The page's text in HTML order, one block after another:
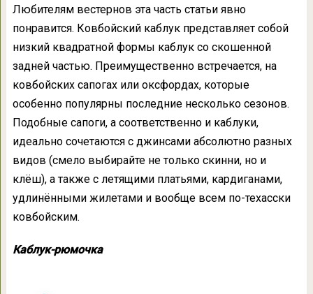
Любителям вестернов эта часть статьи явно
понравится. Ковбойский каблук представляет собой
низкий квадратной формы каблук со скошенной
задней частью. Преимущественно встречается, на
ковбойских сапогах или оксфордах, которые
особенно популярны последние несколько сезонов.
Подобные сапоги, а соответственно и каблуки,
идеально сочетаются с джинсами абсолютно разных
видов (смело выбирайте не только скинни, но и
клёш), а также с летящими платьями, кардиганами,
удлинёнными жилетами и вообще всем по-техасски
ковбойским.
Каблук-рюмочка